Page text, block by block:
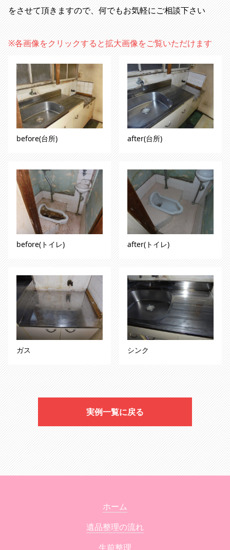
をさせて頂きますので、何でもお気軽にご相談下さい
※各画像をクリックすると拡大画像をご覧いただけます
before(台所) after(台所)
before(トイレ) after(トイレ)
ガス シンク
実例一覧に戻る
ホーム
遺品整理の流れ
生前整理